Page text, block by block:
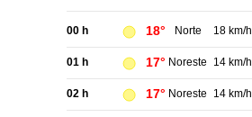
00 h 18° Norte 18 km/h
01 h 17° Noreste 14 km/h
02 h 17° Noreste 14 km/h